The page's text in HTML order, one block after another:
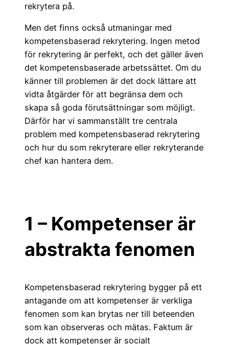
rekrytera på.
Men det finns också utmaningar med
kompetensbaserad rekrytering. Ingen metod
för rekrytering är perfekt, och det gäller även
det kompetensbaserade arbetssättet. Om du
känner till problemen är det dock lättare att
vidta åtgärder för att begränsa dem och
skapa så goda förutsättningar som möjligt.
Därför har vi sammanställt tre centrala
problem med kompetensbaserad rekrytering
och hur du som rekryterare eller rekryterande
chef kan hantera dem.
1 – Kompetenser är
abstrakta fenomen
Kompetensbaserad rekrytering bygger på ett
antagande om att kompetenser är verkliga
fenomen som kan brytas ner till beteenden
som kan observeras och mätas. Faktum är
dock att kompetenser är socialt